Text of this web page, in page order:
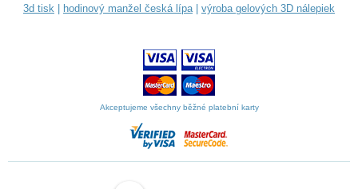
3d tisk
hodinový manžel česká lípa| výroba gelových 3D nálepiek
Akceptujeme všechny běžné platební karty